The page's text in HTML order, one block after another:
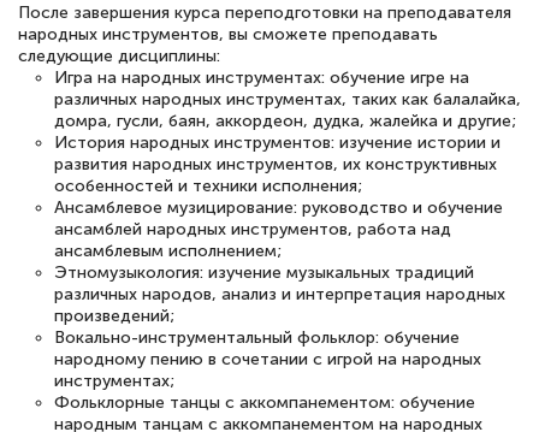
После завершения курса переподготовки на преподавателя
народных инструментов, вы сможете преподавать
следующие дисциплины:
Игра на народных инструментах: обучение игре на
различных народных инструментах, таких как балалайка,
домра, гусли, баян, аккордеон, дудка, жалейка и другие;
История народных инструментов: изучение истории и
развития народных инструментов, их конструктивных
особенностей и техники исполнения;
Ансамблевое музицирование: руководство и обучение
ансамблей народных инструментов, работа над
ансамблевым исполнением;
Этномузыкология: изучение музыкальных традиций
различных народов, анализ и интерпретация народных
произведений;
Вокально-инструментальный фольклор: обучение
народному пению в сочетании с игрой на народных
инструментах;
Фольклорные танцы с аккомпанементом: обучение
народным танцам с аккомпанементом на народных